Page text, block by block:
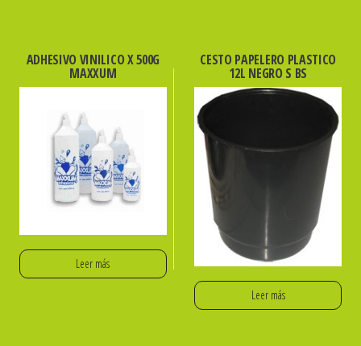
ADHESIVO VINILICO X 500G
MAXXUM
Leer más
CESTO PAPELERO PLASTICO
12L NEGRO S BS
Leer más